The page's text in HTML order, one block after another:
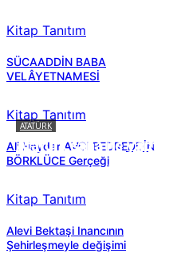
Kitap Tanıtım
SÜCAADDİN BABA
VELÂYETNAMESİ
Kitap Tanıtım
Ali Haydar AVCI BEDREDDİN
BÖRKLÜCE Gerçeği
Kitap Tanıtım
Alevi Bektaşi Inancının
Şehirleşmeyle değişimi
ATATÜRK
Atatürk sana ne yaptı?